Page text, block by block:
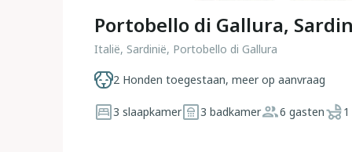
Portobello di Gallura,
Italië, Sardinië, Portobello di Gallura
2 Honden toegestaan, meer op aanvraag
3 slaapkamer 3 badkamer 6 gasten